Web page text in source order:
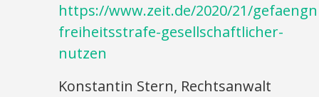
https://www.zeit.de/2020/21/
freiheitsstrafe-gesellschaftlicher-
nutzen
Konstantin Stern, Rechtsanwalt